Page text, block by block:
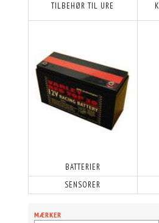
TILBEHØR TIL URE
BATTERIER
SENSORER
MÆRKER